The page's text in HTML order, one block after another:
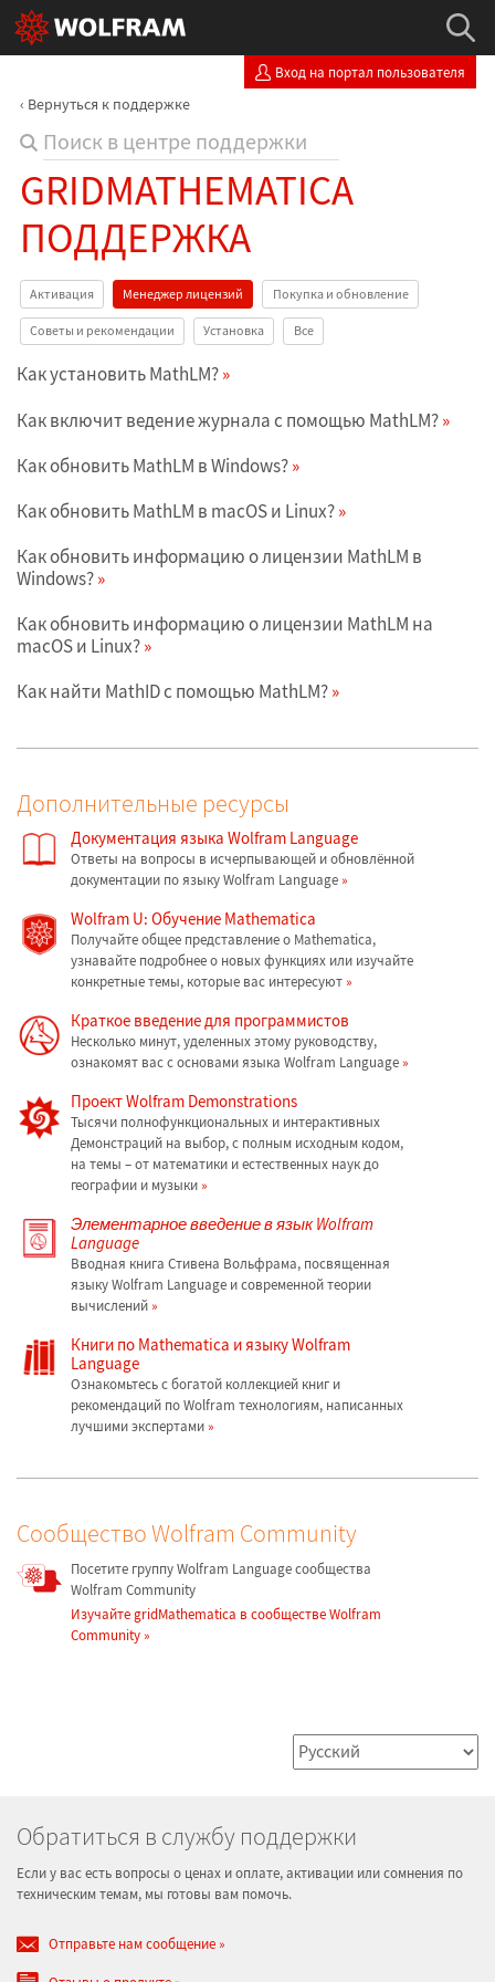
Вход на портал пользователя
Вернуться к поддержке
GRIDMATHEMATICA
ПОДДЕРЖКА
Активация Менеджер лицензий Покупка и обновление
Советы и рекомендации Установка Все
Как установить MathLM?
Как включит ведение журнала с помощью MathLM?
Как обновить MathLM в Windows?
Как обновить MathLM в macOS и Linux?
Как обновить информацию о лицензии MathLM в
Windows?
Как обновить информацию о лицензии MathLM на
macOS и Linux?
Как найти MathID с помощью MathLM?
Дополнительные ресурсы
Документация языка Wolfram Language
Ответы на вопросы в исчерпывающей и обновлённой
документации по языку Wolfram Language
Wolfram U: Обучение Mathematica
Получайте общее представление о Mathematica,
узнавайте подробнее о новых функциях или изучайте
конкретные темы, которые вас интересуют
Краткое введение для программистов
Несколько минут, уделенных этому руководству,
ознакомят вас с основами языка Wolfram Language
Проект Wolfram Demonstrations
Тысячи полнофункциональных и интерактивных
Демонстраций на выбор, с полным исходным кодом,
на темы – от математики и естественных наук до
географии и музыки
Элементарное введение в язык Wolfram
Language
Вводная книга Стивена Вольфрама, посвященная
языку Wolfram Language и современной теории
вычислений
Книги по Mathematica и языку Wolfram
Language
Ознакомьтесь с богатой коллекцией книг и
рекомендаций по Wolfram технологиям, написанных
лучшими экспертами
Сообщество Wolfram Community
Посетите группу Wolfram Language сообщества
Wolfram Community
Изучайте gridMathematica в сообществе Wolfram
Community
Обратиться в службу поддержки
Если у вас есть вопросы о ценах и оплате, активации или сомнения по
техническим темам, мы готовы вам помочь.
Отправьте нам сообщение